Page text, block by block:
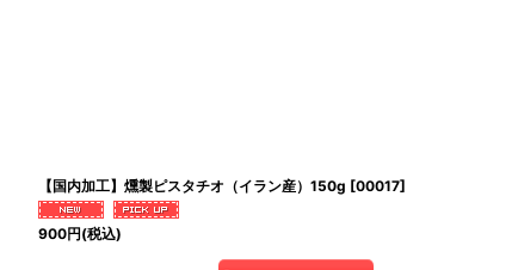
【国内加工】燻製ピスタチオ（イラン産）150g [00017]
900円(税込)